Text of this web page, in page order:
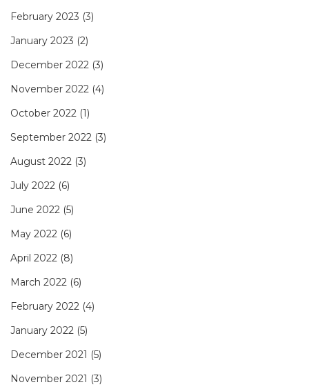
February 2023 (3)
January 2023 (2)
December 2022 (3)
November 2022 (4)
October 2022 (1)
September 2022 (3)
August 2022 (3)
July 2022 (6)
June 2022 (5)
May 2022 (6)
April 2022 (8)
March 2022 (6)
February 2022 (4)
January 2022 (5)
December 2021 (5)
November 2021 (3)